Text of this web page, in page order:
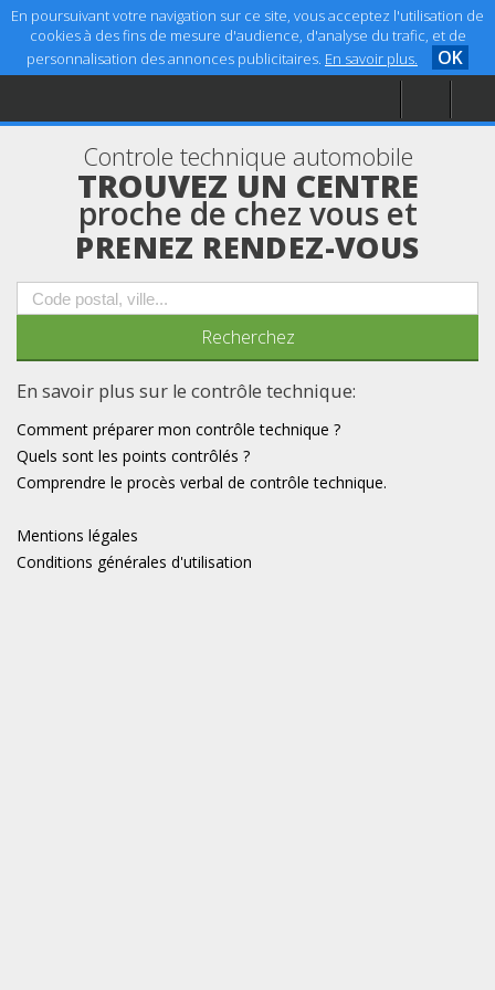
En poursuivant votre navigation sur ce site, vous acceptez l'utilisation de
cookies à des fins de mesure d'audience, d'analyse du trafic, et de
personnalisation des annonces publicitaires. En savoir plus. OK
Accueil
Aide
Mentions légales
Controle technique automobile
TROUVEZ UN CENTRE
proche de chez vous et
PRENEZ RENDEZ-VOUS
En savoir plus sur le contrôle technique:
Comment préparer mon contrôle technique ?
Quels sont les points contrôlés ?
Comprendre le procès verbal de contrôle technique.
Mentions légales
Conditions générales d'utilisation